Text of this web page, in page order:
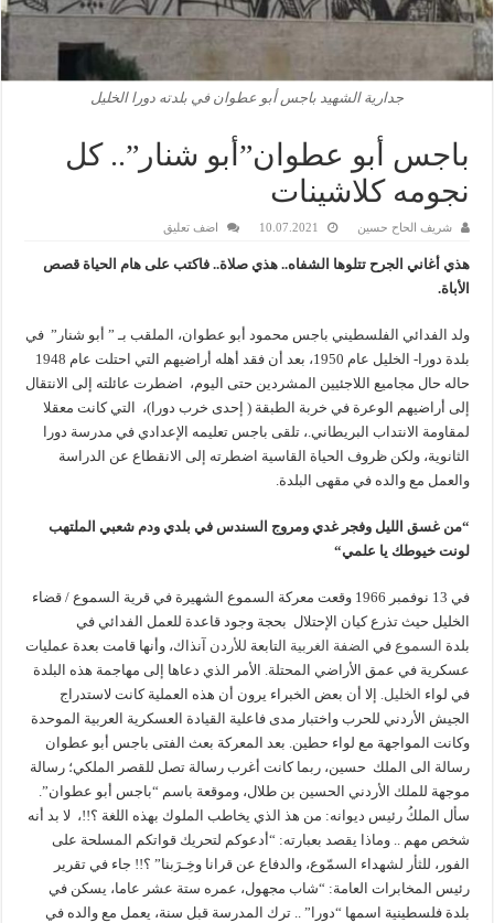
جدارية الشهيد باجس أبو عطوان في بلدته دورا الخليل
باجس أبو عطوان”أبو شنار”.. كل
نجومه كلاشينات
شريف الحاح حسين 10.07.2021 اضف تعليق
هذي أغاني الجرح تتلوها الشفاه..هذي صلاة..فاكتب على هام الحياة قصص
الأباة.
ولد الفدائي الفلسطيني باجس محمود أبو عطوان، الملقب بـ ” أبو شنار” في
بلدة دورا- الخليل عام 1950، بعد أن فقد أهله أراضيهم التي احتلت عام 1948
حاله حال مجاميع اللاجئيين المشردين حتى اليوم، اضطرت عائلته إلى الانتقال
إلى أراضيهم الوعرة في خربة الطبقة ( إحدى خرب دورا)، التي كانت معقلا
لمقاومة الانتداب البريطاني.، تلقى باجس تعليمه الإعدادي في مدرسة دورا
الثانوية، ولكن ظروف الحياة القاسية اضطرته إلى الانقطاع عن الدراسة
والعمل مع والده في مقهى البلدة.
“من غسق الليل وفجر غدي ومروج السندس في بلدي ودم شعبي الملتهب
لونت خيوطك يا علمي“
في 13 نوفمبر 1966 وقعت معركة السموع الشهيرة في قرية السموع / قضاء
الخليل حيث تذرع كيان الإحتلال بحجة وجود قاعدة للعمل الفدائي في
بلدة السموع في الضفة الغربية التابعة للأردن آنذاك، وأنها قامت بعدة عمليات
عسكرية في عمق الأراضي المحتلة. الأمر الذي دعاها إلى مهاجمة هذه البلدة
في لواء الخليل . إلا أن بعض الخبراء يرون أن هذه العملية كانت لاستدراج
الجيش الأردني للحرب واختبار مدى فاعلية القيادة العسكرية العربية الموحدة
وكانت المواجهة مع لواء حطين. بعد المعركة بعث الفتى باجس أبو عطوان
رسالة الى الملك حسين، ربما كانت أغرب رسالة تصل للقصر الملكي؛ رسالة
موجهة للملك الأردني الحسين بن طلال، وموقعة باسم “باجس أبو عطوان”.
سأل الملكُ رئيس ديوانه: من هذ الذي يخاطب الملوك بهذه اللغة ؟!!، لا بد أنه
شخص مهم .. وماذا يقصد بعبارته: “أدعوكم لتحريك قواتكم المسلحة على
الفور، للثأر لشهداء السمّوع، والدفاع عن قرانا وخِـرَبنا” ؟!! جاء في تقرير
رئيس المخابرات العامة: “شاب مجهول، عمره ستة عشر عاما، يسكن في
بلدة فلسطينية اسمها “دورا” .. ترك المدرسة قبل سنة، يعمل مع والده في